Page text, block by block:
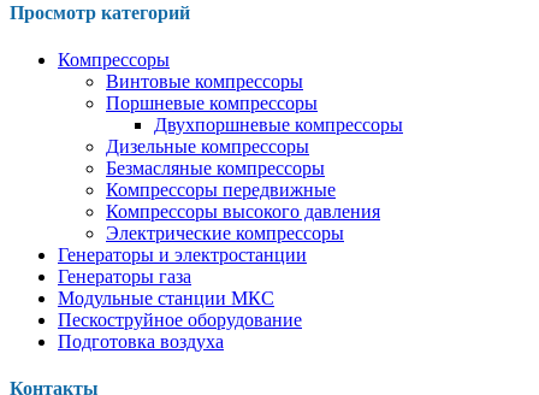
Просмотр категорий
Компрессоры
Винтовые компрессоры
Поршневые компрессоры
Двухпоршневые компрессоры
Дизельные компрессоры
Безмасляные компрессоры
Компрессоры передвижные
Компрессоры высокого давления
Электрические компрессоры
Генераторы и электростанции
Генераторы газа
Модульные станции МКС
Пескоструйное оборудование
Подготовка воздуха
Контакты